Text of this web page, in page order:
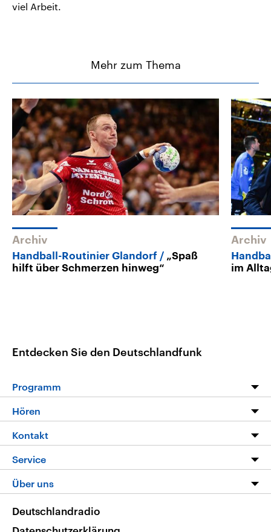
viel Arbeit.
Mehr zum Thema
Archiv
Handball-Routinier Glandorf
„Spaß
hilft über Schmerzen hinweg“
Archiv
im
Entdecken Sie den Deutschlandfunk
Programm
Programm
Die Nachrichten
Nachrichtenleicht
Neue Beiträge auf dlf.de
Hören
Livestream
Podcasts
Deutschlandfunk App
Nachrichten App
Frequenzen
Kontakt
Hörerservice
Service
FAQ
Veranstaltungen
Über uns
Deutschlandradio